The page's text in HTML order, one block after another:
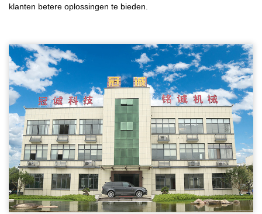
klanten betere oplossingen te bieden.